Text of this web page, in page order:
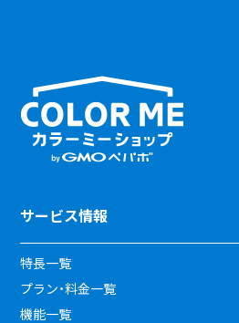
サービス情報
特長一覧
プラン・料金一覧
機能一覧